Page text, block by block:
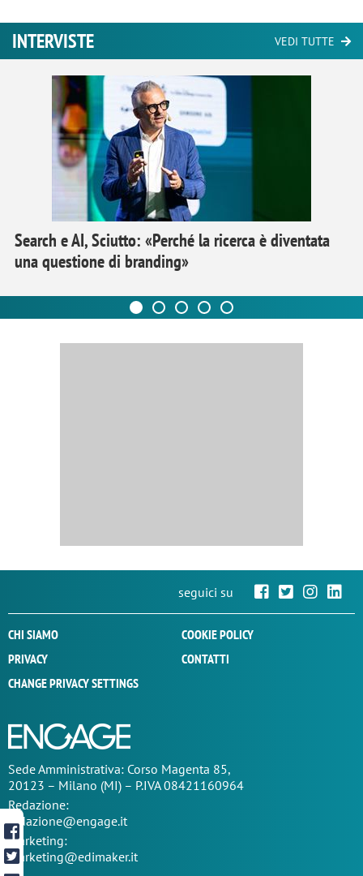
INTERVISTE VEDI TUTTE
Search e AI, Sciutto: «Perché la ricerca è diventata
una questione di branding»
seguici su
CHI SIAMO
COOKIE POLICY
PRIVACY
CONTATTI
CHANGE PRIVACY SETTINGS
SedeAmministrativa: Corso Magenta 85,
20123 – Milano (MI) – P.IVA 08421160964
Redazione:
redazione@engage.it
Marketing:
marketing@edimaker.it